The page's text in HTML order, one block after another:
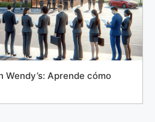
Aprende cómo